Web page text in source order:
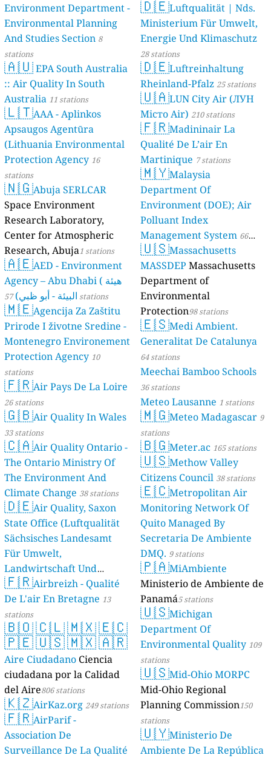
Environment Department -
Environmental Planning
And Studies Section 8
stations
🇦🇺EPA South Australia
:: Air Quality In South
Australia 11 stations
🇱🇹AAA - Aplinkos
Apsaugos Agentūra
(Lithuania Environmental
Protection Agency 16
stations
🇳🇬Abuja SERLCAR
Space Environment
Research Laboratory,
Center for Atmospheric
Research, Abuja1 stations
🇦🇪AED - Environment
Agency – Abu Dhabi ( هيئة
البيئة - أبو ظبي) 57 stations
🇲🇪Agencija Za Zaštitu
Prirode I životne Sredine -
Montenegro Environement
Protection Agency 10
stations
🇫🇷Air Pays De La Loire
26 stations
🇬🇧Air Quality In Wales
33 stations
🇨🇦Air Quality Ontario -
The Ontario Ministry Of
The Environment And
Climate Change 38 stations
🇩🇪Air Quality, Saxon
State Office (Luftqualität
Sächsisches Landesamt
Für Umwelt,
Landwirtschaft Und
Geologie) 50 stations
🇫🇷Airbreizh - Qualité
De L'air En Bretagne 13
stations
🇧🇴🇨🇱🇲🇽🇪🇨
🇵🇪🇺🇸🇲🇽🇦🇷
Aire Ciudadano Ciencia
ciudadana por la Calidad
del Aire806 stations
🇰🇿AirKaz.org 249 stations
🇫🇷AirParif -
Association De
Surveillance De La Qualité
🇩🇪Luftqualität | Nds.
Ministerium Für Umwelt,
Energie Und Klimaschutz
28 stations
🇩🇪Luftreinhaltung
Rheinland-Pfalz 25 stations
🇺🇦LUN City Air (ЛУН
Місто Air) 210 stations
🇫🇷Madininair La
Qualité De L’air En
Martinique 7 stations
🇲🇾Malaysia
Department Of
Environment (DOE); Air
Polluant Index
Management System 66
stations
🇺🇸Massachusetts
MASSDEP Massachusetts
Department of
Environmental
Protection98 stations
🇪🇸Medi Ambient.
Generalitat De Catalunya
64 stations
Meechai Bamboo Schools
36 stations
Meteo Lausanne 1 stations
🇲🇬Meteo Madagascar 9
stations
🇧🇬Meter.ac 165 stations
🇺🇸Methow Valley
Citizens Council 38 stations
🇪🇨Metropolitan Air
Monitoring Network Of
Quito Managed By
Secretaria De Ambiente
DMQ. 9 stations
🇵🇦MiAmbiente
Ministerio de Ambiente de
Panamá5 stations
🇺🇸Michigan
Department Of
Environmental Quality 109
stations
🇺🇸Mid-Ohio MORPC
Mid-Ohio Regional
Planning Commission150
stations
🇺🇾Ministerio De
Ambiente De La República